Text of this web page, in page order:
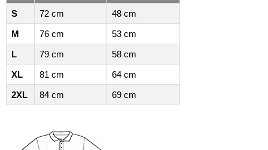
S 72 cm
48 cm
M
76 cm
53 cm
L
79 cm
58 cm
XL
81 cm
64 cm
2XL
84 cm 69 cm